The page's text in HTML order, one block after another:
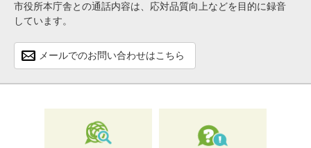
市役所本庁舎との通話内容は、応対品質向上などを目的に録音
しています。
メールでのお問い合わせはこちら